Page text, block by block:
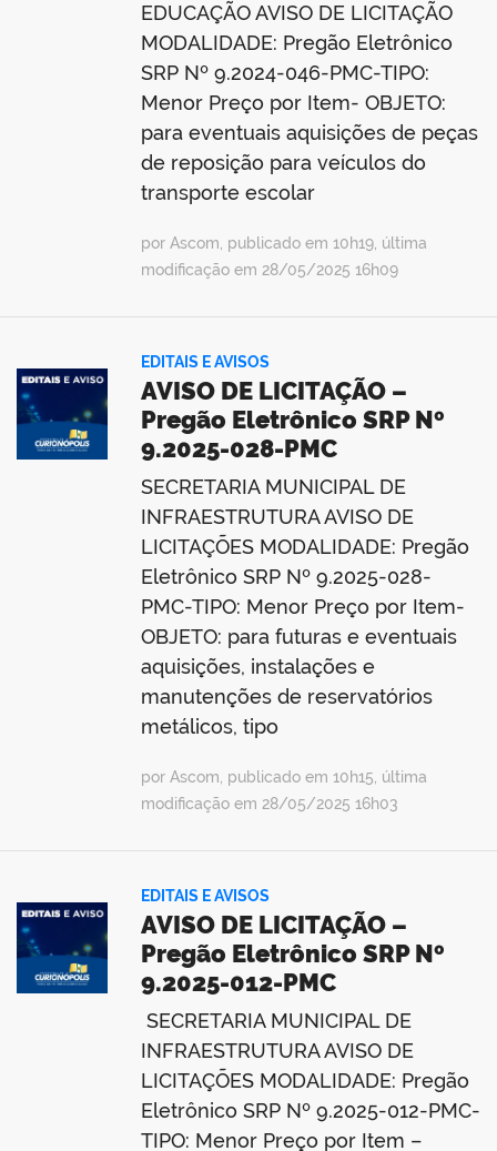
EDUCAÇÃO AVISO DE LICITAÇÃO
MODALIDADE: Pregão Eletrônico
SRP Nº 9.2024-046-PMC-TIPO:
Menor Preço por Item- OBJETO:
para eventuais aquisições de peças
de reposição para veículos do
transporte escolar
por Ascom, publicado em 10h19, última
modificação em 28/05/2025 16h09
EDITAIS E AVISOS
AVISO DE LICITAÇÃO –
Pregão Eletrônico SRP Nº
9.2025-028-PMC
SECRETARIA MUNICIPAL DE
INFRAESTRUTURA AVISO DE
LICITAÇÕES MODALIDADE: Pregão
Eletrônico SRP Nº 9.2025-028-
PMC-TIPO: Menor Preço por Item-
OBJETO: para futuras e eventuais
aquisições, instalações e
manutenções de reservatórios
metálicos, tipo
por Ascom, publicado em 10h15, última
modificação em 28/05/2025 16h03
EDITAIS E AVISOS
AVISO DE LICITAÇÃO –
Pregão Eletrônico SRP Nº
9.2025-012-PMC
SECRETARIA MUNICIPAL DE
INFRAESTRUTURA AVISO DE
LICITAÇÕES MODALIDADE: Pregão
Eletrônico SRP Nº 9.2025-012-PMC-
TIPO: Menor Preço por Item –